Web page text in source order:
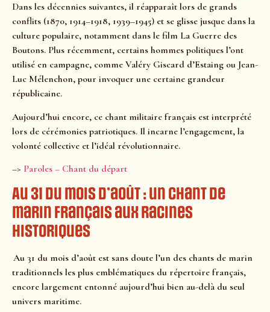
Dans les décennies suivantes, il réapparaît lors de grands
conflits (1870, 1914–1918, 1939–1945) et se glisse jusque dans la
culture populaire, notamment dans le film La Guerre des
Boutons. Plus récemment, certains hommes politiques l’ont
utilisé en campagne, comme Valéry Giscard d’Estaing ou Jean-
Luc Mélenchon, pour invoquer une certaine grandeur
républicaine.
Aujourd’hui encore, ce chant militaire français est interprété
lors de cérémonies patriotiques. Il incarne l’engagement, la
volonté collective et l’idéal révolutionnaire.
–> Paroles – Chant du départ
Au 31 du mois d’août : un chant de
marin français aux racines
historiques
Au 31 du mois d’août est sans doute l’un des chants de marin
traditionnels les plus emblématiques du répertoire français,
encore largement entonné aujourd’hui bien au-delà du seul
univers maritime.